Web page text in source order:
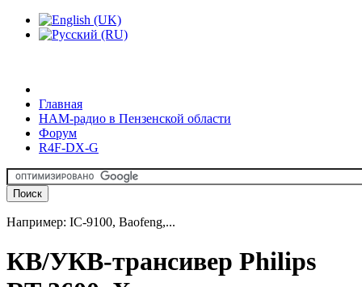
Главная
HAM-радио в Пензенской области
Форум
R4F-DX-G
Например: IC-9100, Baofeng,...
КВ/УКВ-трансивер Philips